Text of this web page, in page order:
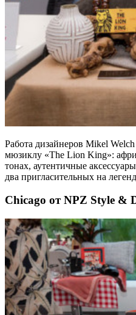
Работа дизайнеров Mikel
мюзиклу «The Lion King»:
тонах, аутентичные
два пригласительных на
Chicago от NPZ Style &